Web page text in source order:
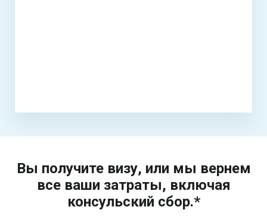
Вы получите визу, или мы вернем
все ваши затраты, включая
консульский сбор.*